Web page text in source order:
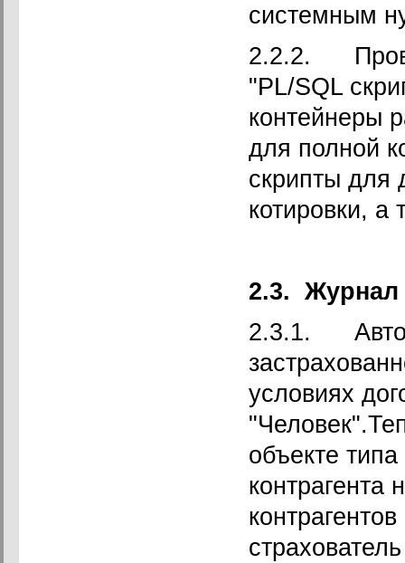
системным
2.2.2.
"PL/SQL
контейнеры
для полной
скрипты для
котировки, а
2.3. Журнал
2.3.1.
условиях
объекте
контрагента